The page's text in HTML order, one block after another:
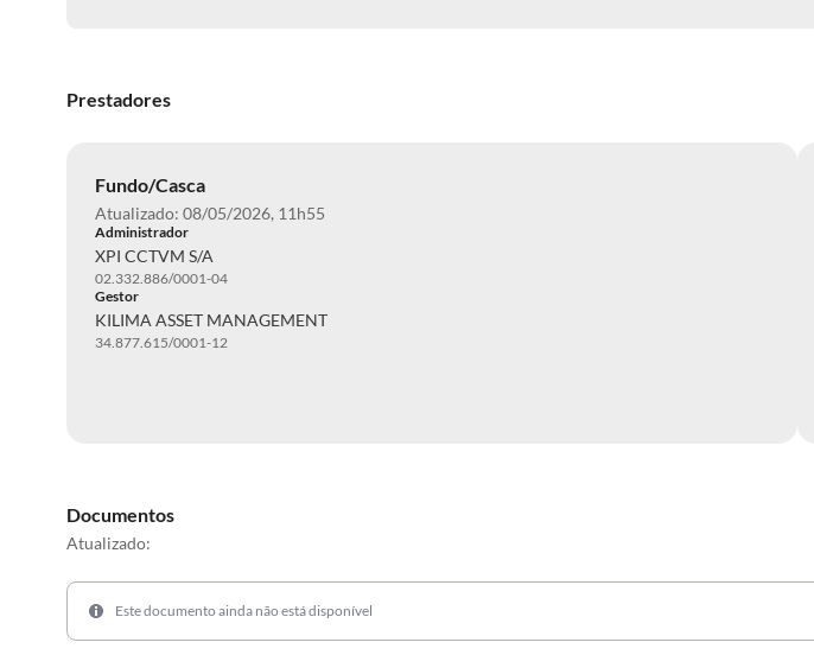
Prestadores
Fundo/Casca
Atualizado: 08/05/2026, 11h55
Administrador
XPI CCTVM S/A
02.332.886/0001-04
Gestor
KILIMA ASSET MANAGEMENT
34.877.615/0001-12
Documentos
Atualizado:
Este documento ainda não está disponível